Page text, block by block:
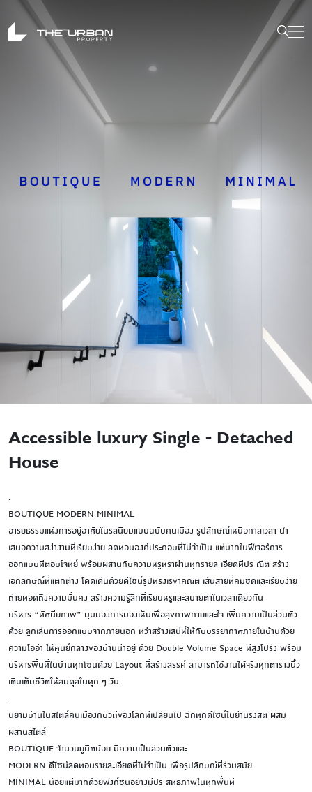
Accessible luxury Single - Detached
House
.
BOUTIQUE MODERN MINIMAL
อารยธรรมแห่งการอยู่อาศัยในรสนิยมแบบฉบับคนเมือง รูปลักษณ์เหนือกาลเวลา นำ
เสนอความสง่างามที่เรียบง่าย ลดทอนองค์ประกอบที่ไม่จำเป็น แต่มากในฟีเจอร์การ
ออกแบบที่ตอบโจทย์ พร้อมผสานกับความหรูหราผ่านทุกรายละเอียดที่ประณีต สร้าง
เอกลักษณ์ที่แตกต่าง โดดเด่นด้วยดีไซน์รูปทรงเรขาคณิต เส้นสายที่คมชัดและเรียบง่าย
ถ่ายทอดถึงความมั่นคง สร้างความรู้สึกที่เรียบหรูและสบายตาในเวลาเดียวกัน
บริหาร “ทัศนียภาพ” มุมมองการมองเห็นเพื่อสุขภาพกายและใจ เพิ่มความเป็นส่วนตัว
ด้วย ลูกเล่นการออกแบบจากภายนอก ทว่าสร้างเสน่ห์ให้กับบรรยากาศภายในบ้านด้วย
ความโออ่า ให้ศูนย์กลางของบ้านน่าอยู่ ด้วย Double Volume Space ที่สูงโปร่ง พร้อม
บริหารพื้นที่ในบ้านทุกโซนด้วย Layout ที่สร้างสรรค์ สามารถใช้งานได้จริงทุกตารางนิ้ว
เติมเต็มชีวิตให้สมดุลในทุก ๆ วัน
.
นิยามบ้านในสไตล์คนเมืองกับวิถีของโลกที่เปลี่ยนไป ฉีกทุกดีไซน์ในย่านรังสิต ผสม
ผสานสไตล์
BOUTIQUE จำนวนยูนิตน้อย มีความเป็นส่วนตัวและ
MODERN ดีไซน์ลดทอนรายละเอียดที่ไม่จำเป็น เพื่อรูปลักษณ์ที่ร่วมสมัย
MINIMAL น้อยแต่มากด้วยฟังก์ชันอย่างมีประสิทธิภาพในทุกพื้นที่